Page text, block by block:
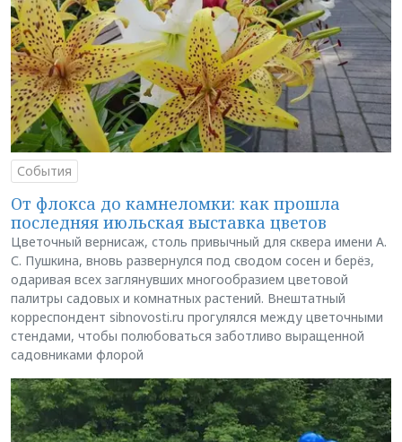
События
От флокса до камнеломки: как прошла
последняя июльская выставка цветов
Цветочный вернисаж, столь привычный для сквера имени А.
С. Пушкина, вновь развернулся под сводом сосен и берёз,
одаривая всех заглянувших многообразием цветовой
палитры садовых и комнатных растений. Внештатный
корреспондент sibnovosti.ru прогулялся между цветочными
стендами, чтобы полюбоваться заботливо выращенной
садовниками флорой